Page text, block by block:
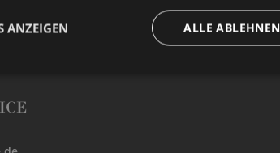
“ Kostüme ALLE ABLEHNEN
ANZEIGEN